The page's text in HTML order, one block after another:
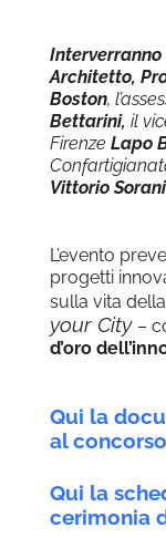
Architetto,
Boston,
Bettarini, il
Firenze Lapo
Vittorio Sorani
L’evento
progetti
sulla vita
your City –
d’oro
Qui la
al concorso
Qui la
cerimonia